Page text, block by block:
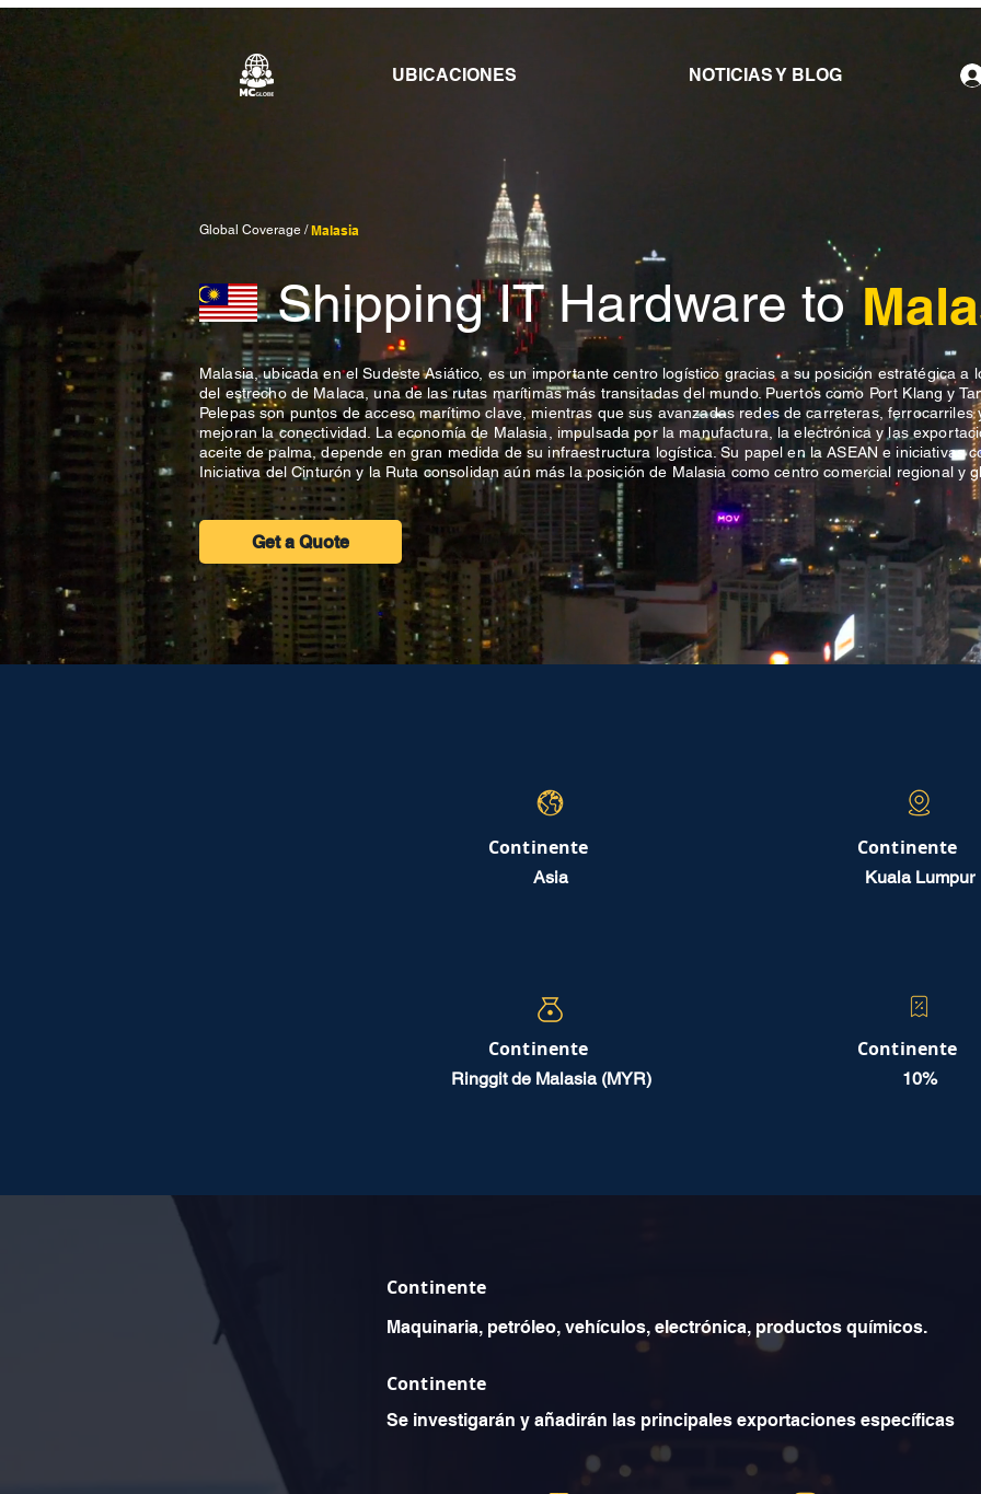
UBICACIONES NOTICIAS Y BLOG
Global Coverage /Malasia
Shipping IT Hardware to
Malasia, ubicada en el Sudeste Asiático, es un importante centro logístico gracias a su posición estratégica a
del estrecho de Malaca, una de las rutas marítimas más transitadas del mundo. Puertos como Port Klang y
Pelepas son puntos de acceso marítimo clave, mientras que sus avanzadas redes de carreteras, ferrocarriles
mejoran la conectividad. La economía de Malasia, impulsada por la manufactura, la electrónica y las
aceite de palma, depende en gran medida de su infraestructura logística. Su papel en la ASEAN e iniciativas
Iniciativa del Cinturón y la Ruta consolidan aún más la posición de Malasia como centro comercial regional y
Get a Quote
Continente
Asia
Continente
Kuala Lumpur
Continente
Ringgit de Malasia (MYR)
Continente
10%
Continente
Maquinaria, petróleo, vehículos, electrónica, productos químicos.
Continente
Se investigarán y añadirán las principales exportaciones específicas